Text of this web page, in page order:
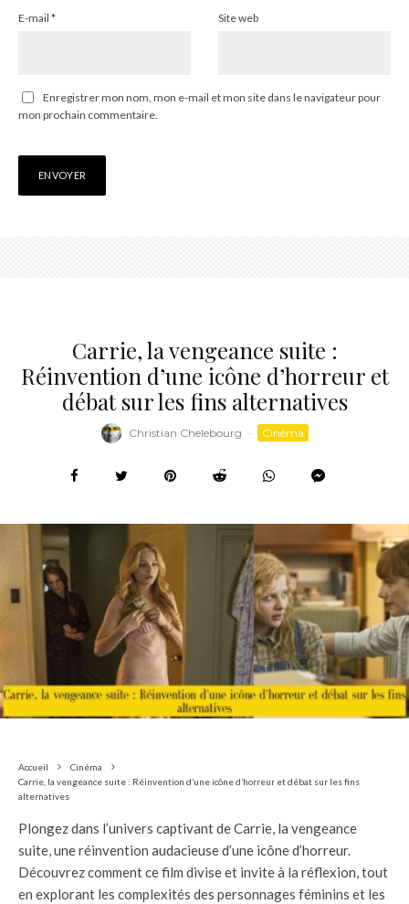
E-mail * Site web
Enregistrer mon nom, mon e-mail et mon site dans le navigateur pour
mon prochain commentaire.
Carrie, la vengeance suite :
Réinvention d’une icône d’horreur et
débat sur les fins alternatives
Christian Chelebourg · Cinéma
Accueil
Cinéma
Carrie, la vengeance suite : Réinvention d’une icône d’horreur et débat sur les fins
alternatives
Plongez dans l’univers captivant de Carrie, la vengeance
suite, une réinvention audacieuse d’une icône d’horreur.
Découvrez comment ce film divise et invite à la réflexion, tout
en explorant les complexités des personnages féminins et les